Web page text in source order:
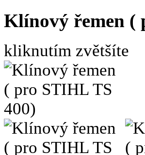
Klínový řemen (
kliknutím zvětšíte